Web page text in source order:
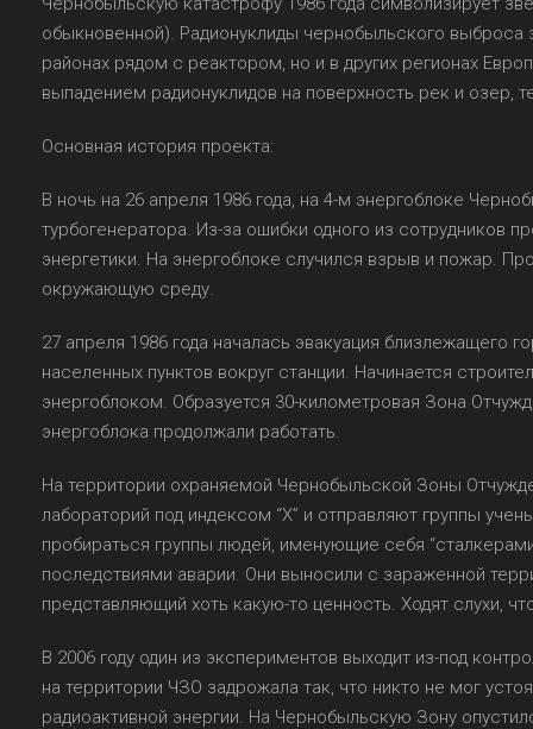
обыкновенной). Радионуклиды чернобыльского
районах рядом с реактором, но и в других регионах
выпадением радионуклидов на поверхность рек и
Основная история проекта:
В ночь на 26 апреля 1986 года, на 4-м энергоблоке
турбогенератора. Из-за ошибки одного из сотрудников
энергетики. На энергоблоке случился взрыв и пожар.
окружающую среду.
27 апреля 1986 года началась эвакуация близлежащего
населенных пунктов вокруг станции. Начинается
энергоблоком. Образуется 30-километровая Зона
энергоблока продолжали работать.
На территории охраняемой Чернобыльской Зоны
лабораторий под индексом “X” и отправляют группы
пробираться группы людей, именующие себя
последствиями аварии. Они выносили с зараженной
представляющий хоть какую-то ценность. Ходят слухи,
В 2006 году один из экспериментов выходит из-под
на территории ЧЗО задрожала так, что никто не мог
радиоактивной энергии. На Чернобыльскую Зону